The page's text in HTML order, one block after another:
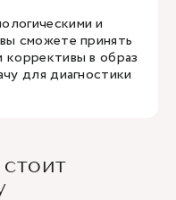
и
сможете принять
в образ
для диагностики